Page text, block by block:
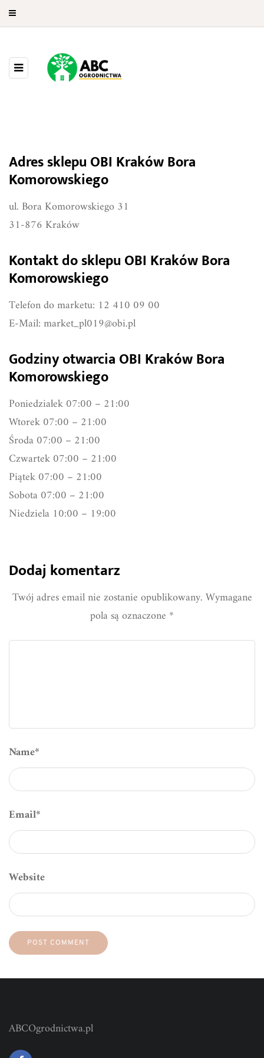
OBI Kraków Bora Komorowskiego
Adres sklepu OBI Kraków Bora
Komorowskiego
ul. Bora Komorowskiego 31
31-876 Kraków
Kontakt do sklepu OBI Kraków Bora
Komorowskiego
Telefon do marketu: 12 410 09 00
E-Mail:market_pl019@obi.pl
Godziny otwarcia OBI Kraków Bora
Komorowskiego
Poniedziałek 07:00 – 21:00
Wtorek 07:00 – 21:00
Środa 07:00 – 21:00
Czwartek 07:00 – 21:00
Piątek 07:00 – 21:00
Sobota 07:00 – 21:00
Niedziela 10:00 – 19:00
Dodaj komentarz
Twój adres email nie zostanie opublikowany.Wymagane
pola są oznaczone*
Name*
Email*
Website
ABCOgrodnictwa.pl